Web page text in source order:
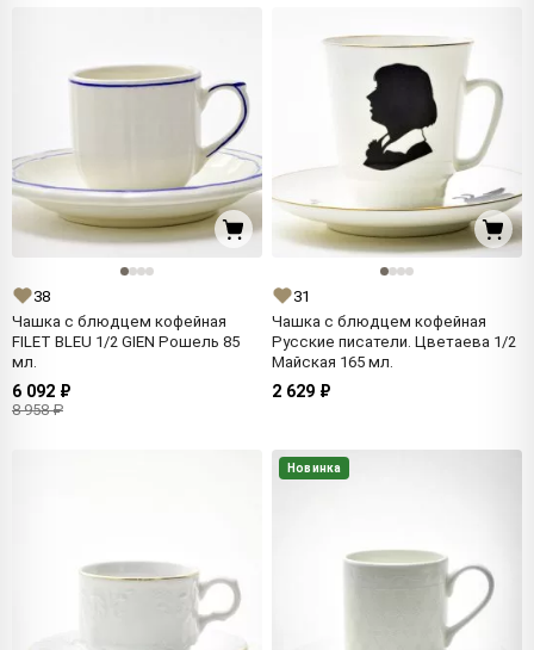
38
Чашка с блюдцем кофейная
FILET BLEU 1/2 GIEN Рошель 85
мл.
6 092 ₽
8 958 ₽
31
Чашка с блюдцем кофейная
Русские писатели. Цветаева 1/2
Майская 165 мл.
2 629 ₽
Новинка